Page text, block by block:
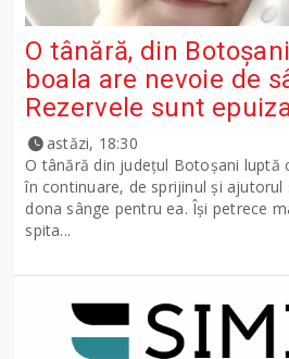
O tânără, din
boala are nevoie de
Rezervele sunt
astăzi, 18:30
O tânără din județul Botoșani luptă
în continuare, de sprijinul și
dona sânge pentru ea. Își petrece
spita...